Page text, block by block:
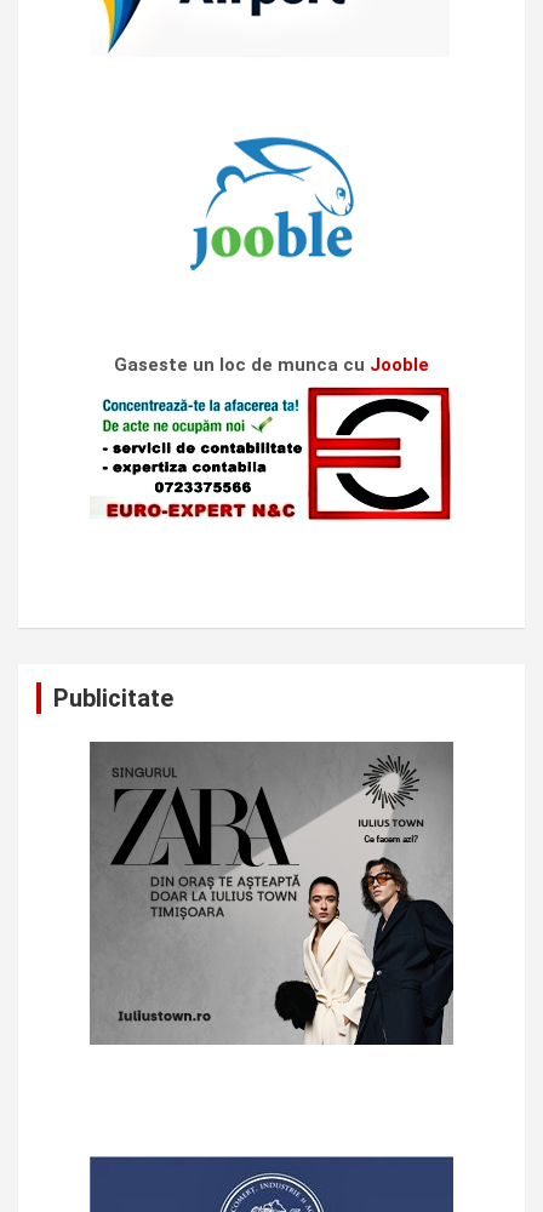
Gaseste un loc de munca cu Jooble
Publicitate